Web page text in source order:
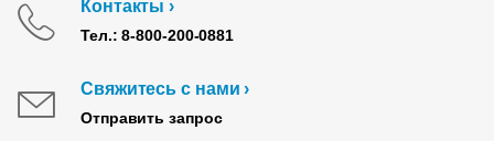
Контакты
Тел.: 8-800-200-0881
Свяжитесь с нами
Отправить запрос